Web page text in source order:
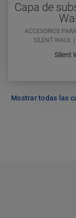
Capa de
ACCESORIOS
SILENT WALK
Silent
Mostrar todas las